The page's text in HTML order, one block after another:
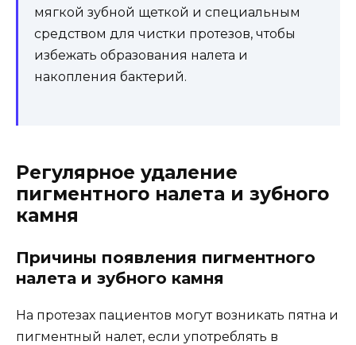
мягкой зубной щеткой и специальным
средством для чистки протезов, чтобы
избежать образования налета и
накопления бактерий.
Регулярное удаление
пигментного налета и зубного
камня
Причины появления пигментного
налета и зубного камня
На протезах пациентов могут возникать пятна и
пигментный налет, если употреблять в